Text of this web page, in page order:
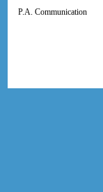
P.A. Communication